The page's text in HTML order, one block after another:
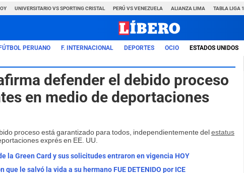
UNIVERSITARIO VS SPORTING CRISTAL PERÚ VS VENEZUELA ALIANZA LIMA TABLA LIGA 1
FÚTBOL PERUANO F. INTERNACIONAL DEPORTES OCIO ESTADOS UNIDOS
defender el debido proceso
en medio de deportaciones
proceso está garantizado para todos, independientemente delestatus
exprés en EE. UU.
la Green Card y sus solicitudes entraron en vigencia HOY
que le salvó la vida a su hermano FUE DETENIDO por ICE